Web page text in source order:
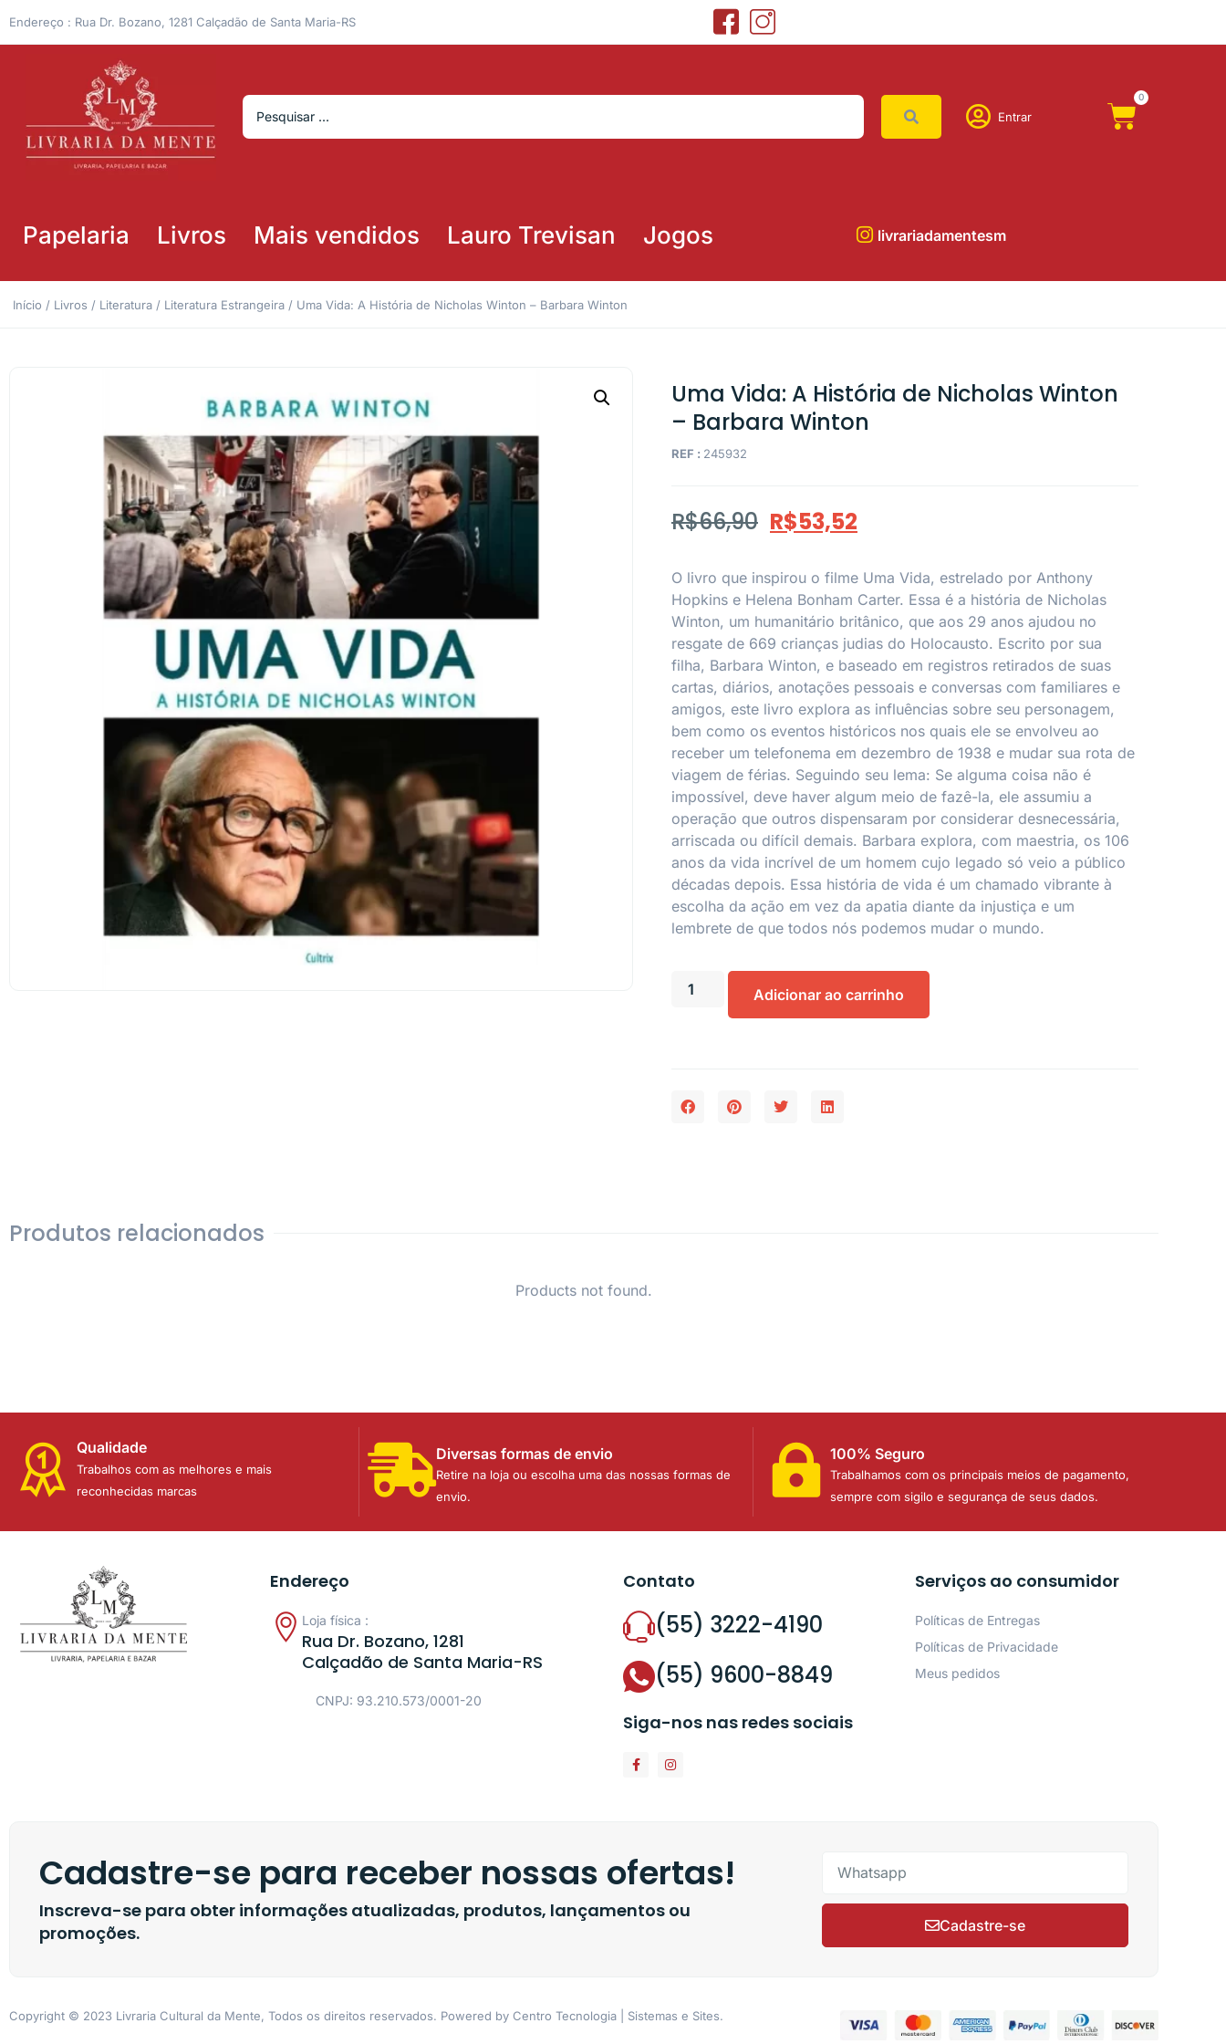
Endereço : Rua Dr. Bozano, 1281 Calçadão de Santa Maria-RS
Entrar
0
Papelaria Livros Mais vendidos Lauro Trevisan Jogos livrariadamentesm
Início / Livros / Literatura / Literatura Estrangeira / Uma Vida: A História de Nicholas Winton – Barbara Winton
Uma Vida: A História de Nicholas Winton
– Barbara Winton
REF : 245932
R$66,90 R$53,52
O livro que inspirou o filme Uma Vida, estrelado por Anthony
Hopkins e Helena Bonham Carter. Essa é a história de Nicholas
Winton, um humanitário britânico, que aos 29 anos ajudou no
resgate de 669 crianças judias do Holocausto. Escrito por sua
filha, Barbara Winton, e baseado em registros retirados de suas
cartas, diários, anotações pessoais e conversas com familiares e
amigos, este livro explora as influências sobre seu personagem,
bem como os eventos históricos nos quais ele se envolveu ao
receber um telefonema em dezembro de 1938 e mudar sua rota de
viagem de férias. Seguindo seu lema: Se alguma coisa não é
impossível, deve haver algum meio de fazê-la, ele assumiu a
operação que outros dispensaram por considerar desnecessária,
arriscada ou difícil demais. Barbara explora, com maestria, os 106
anos da vida incrível de um homem cujo legado só veio a público
décadas depois. Essa história de vida é um chamado vibrante à
escolha da ação em vez da apatia diante da injustiça e um
lembrete de que todos nós podemos mudar o mundo.
Adicionar ao carrinho
Produtos relacionados
Products not found.
Qualidade
Trabalhos com as melhores e mais
reconhecidas marcas
Diversas formas de envio
Retire na loja ou escolha uma das nossas formas de
envio.
100% Seguro
Trabalhamos com os principais meios de pagamento,
sempre com sigilo e segurança de seus dados.
Endereço
Loja física :
Rua Dr. Bozano, 1281
Calçadão de Santa Maria-RS
CNPJ: 93.210.573/0001-20
Contato
(55) 3222-4190
(55) 9600-8849
Siga-nos nas redes sociais
Serviços ao consumidor
Políticas de Entregas
Políticas de Privacidade
Meus pedidos
Cadastre-se para receber nossas ofertas!
Inscreva-se para obter informações atualizadas, produtos, lançamentos ou
promoções.
Cadastre-se
Copyright © 2023 Livraria Cultural da Mente, Todos os direitos reservados. Powered by Centro Tecnologia | Sistemas e Sites.